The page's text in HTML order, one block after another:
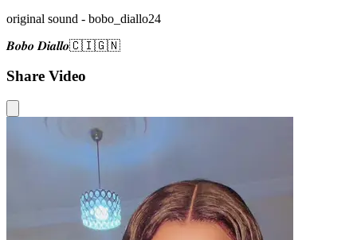
original sound - bobo_diallo24
𝑩𝒐𝒃𝒐 𝑫𝒊𝒂𝒍𝒍𝒐🇨🇮🇬🇳
Share Video